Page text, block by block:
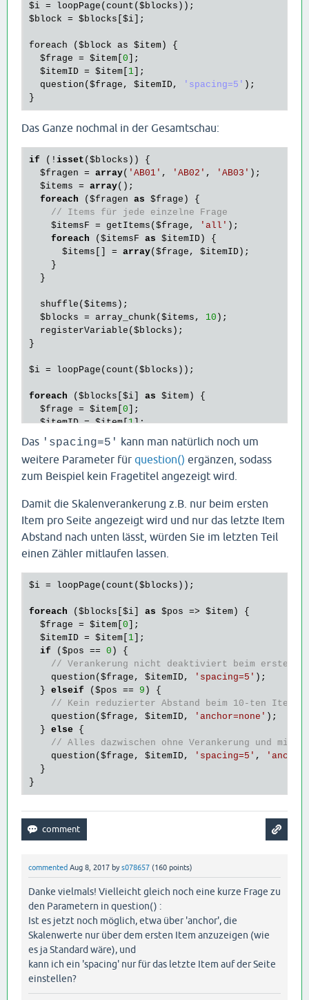
$i = loopPage ( count ( $blocks
$block = $blocks $i ];
foreach ( $block as $item ) {
$frage = $item 0 ];
$itemID = $item 1 ];
question ( $frage , $itemID, 'spacing=5' );
Das Ganze nochmal in der Gesamtschau:
if (! isset ( $blocks )) {
$fragen = array( 'AB01' , 'AB02' , 'AB03' );
$items = array();
foreach ( $fragen as $frage ) {
// Items für jede einzelne Frage
$itemsF = getItems( $frage , 'all' );
foreach ( $itemsF as $itemID ) {
$items [] = array( $frage , $itemID );
    }
  }
  shuffle(
$items );
$blocks = array_chunk( $items , 10 );
  registerVariable(
$blocks );
}
$i = loopPage(count( $blocks ));
foreach ( $blocks $i as $item ) {
$frage = $item 0 ];
$itemID = $item[1];
  question(
$frage 'spacing=5'
Das 'spacing=5' kann man natürlich noch um
weitere Parameter für question() ergänzen, sodass
zum Beispiel kein Fragetitel angezeigt wird.
Damit die Skalenverankerung z.B. nur beim ersten
Item pro Seite angezeigt wird und nur das letzte Item
Abstand nach unten lässt, würden Sie im letzten Teil
einen Zähler mitlaufen lassen.
$i = loopPage(count($blocks ));
foreach ($blocks [$i] as $pos => $item) {
$frage = $item [0];
$itemID = $item [ 1];
if ($pos == 0 ) {
// Verankerung nicht deaktiviert beim ersten
    question(
$frage , $itemID, 'spacing=5' );
  }
elseif ($pos == 9 ) {
// Kein reduzierter Abstand beim 10-ten Item
    question(
$frage , $itemID, 'anchor=none' );
  }
else {
// Alles dazwischen ohne Verankerung und mit
    question(
$frage , $itemID, 'spacing=5' ,
  }
commented Aug 8, 2017 bys078657 (160 points)
Danke vielmals! Vielleicht gleich noch eine kurze Frage zu
den Parametern in question() :
Ist es jetzt noch möglich, etwa über 'anchor', die
Skalenwerte nur über dem ersten Item anzuzeigen (wie
es ja Standard wäre), und
kann ich ein 'spacing' nur für das letzte Item auf der Seite
einstellen?